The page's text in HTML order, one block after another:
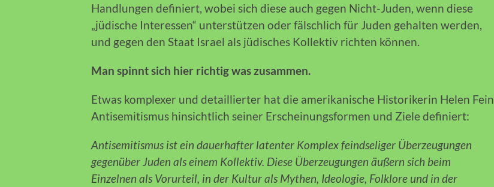
Handlungen definiert, wobei sich diese auch gegen Nicht-Juden, wenn diese
„jüdische Interessen“ unterstützen oder fälschlich für Juden gehalten werden,
und gegen den Staat Israel als jüdisches Kollektiv richten können.
Man spinnt sich hier richtig was zusammen.
Etwas komplexer und detaillierter hat die amerikanische Historikerin Helen Fein
Antisemitismus hinsichtlich seiner Erscheinungsformen und Ziele definiert:
Antisemitismus ist ein dauerhafter latenter Komplex feindseliger Überzeugungen
gegenüber Juden als einem Kollektiv. Diese Überzeugungen äußern sich beim
Einzelnen als Vorurteil, in der Kultur als Mythen, Ideologie, Folklore und in der